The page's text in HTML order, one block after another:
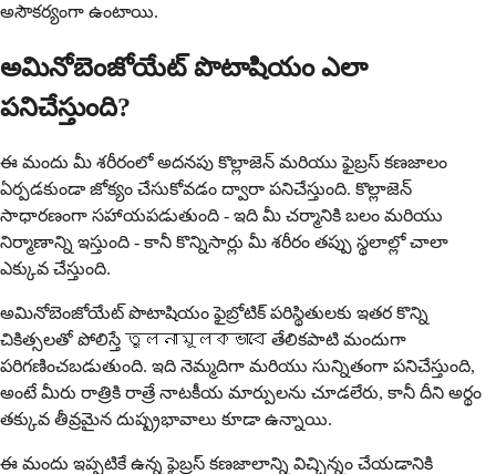
అసౌకర్యంగా ఉంటాయి.
అమినోబెంజోయేట్ పొటాషియం ఎలా
పనిచేస్తుంది?
ఈ మందు మీ శరీరంలో అదనపు కొల్లాజెన్ మరియు ఫైబ్రస్ కణజాలం
ఏర్పడకుండా జోక్యం చేసుకోవడం ద్వారా పనిచేస్తుంది. కొల్లాజెన్
సాధారణంగా సహాయపడుతుంది - ఇది మీ చర్మానికి బలం మరియు
నిర్మాణాన్ని ఇస్తుంది - కానీ కొన్నిసార్లు మీ శరీరం తప్పు స్థలాల్లో చాలా
ఎక్కువ చేస్తుంది.
అమినోబెంజోయేట్ పొటాషియం ఫైబ్రోటిక్ పరిస్థితులకు ఇతర కొన్ని
చికిత్సలతో పోలిస్తే তুলনামূলকভাবে తేలికపాటి మందుగా
పరిగణించబడుతుంది. ఇది నెమ్మదిగా మరియు సున్నితంగా పనిచేస్తుంది,
అంటే మీరు రాత్రికి రాత్రే నాటకీయ మార్పులను చూడలేరు, కానీ దీని అర్థం
తక్కువ తీవ్రమైన దుష్ప్రభావాలు కూడా ఉన్నాయి.
ఈ మందు ఇప్పటికే ఉన్న ఫైబ్రస్ కణజాలాన్ని విచ్ఛిన్నం చేయడానికి